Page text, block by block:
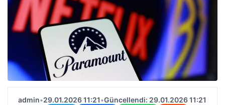
admin•29.01.2026 11:21•Güncellendi: 29.01.2026 11:21